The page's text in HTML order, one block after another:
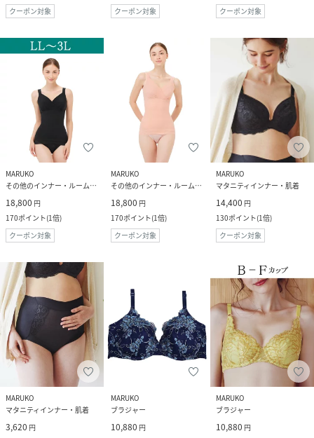
クーポン対象 クーポン対象 クーポン対象
MARUKO
その他のインナー・ルームウェア
18,800 円
170ポイント(1倍)
クーポン対象
MARUKO
その他のインナー・ルームウェア
18,800 円
170ポイント(1倍)
クーポン対象
MARUKO
マタニティインナー・肌着
14,400 円
130ポイント(1倍)
クーポン対象
MARUKO
マタニティインナー・肌着
3,620 円
MARUKO
ブラジャー
10,880 円
MARUKO
ブラジャー
10,880 円